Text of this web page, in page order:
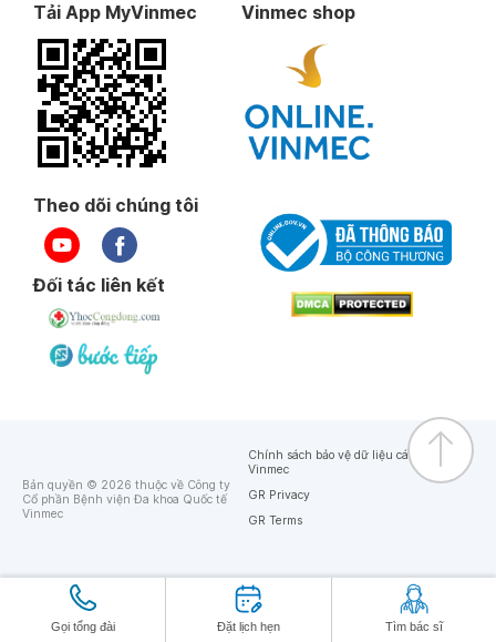
Gọi tổng đài Đặt lịch hẹn Tìm bác sĩ
Tải App MyVinmec Vinmec shop
Theo dõi chúng tôi
Đối tác liên kết
Bản quyền © 2026 thuộc về Công ty
Cổ phần Bệnh viện Đa khoa Quốc tế
Vinmec
Chính sách bảo vệ dữ liệu cá nhân của
Vinmec
GR Privacy
GR Terms